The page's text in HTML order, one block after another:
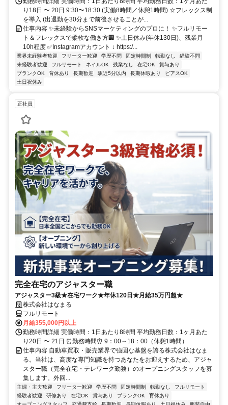
り18日 〜 20日 9:30〜18:30 (実働8時間／休憩1時間) ☆フレックス制
を導入 (出退勤を30分まで前後させることが...
仕事内容 ✨未経験からSNSマーケティングのプロに！ ✨フルリモー
ト＆フレックスで柔軟な働き方🏢 ✨土日休み(年休130日)、残業月
10h程度 ✅Instagramアカウント ↓ https:/...
業界未経験者歓迎 フリーター歓迎 学歴不問 固定時間制 転勤なし
経験不問
未経験者歓迎
フルリモート ネイルOK 残業なし 在宅OK
賞与あり
ブランクOK
育休あり 長期歓迎 駅近5分以内 長期休暇あり
ピアスOK
土日祝休み
正社員
完全在宅のアジャスター職
アジャスター3級★在宅ワーク★年休120日★月給35万円超★
株式会社はなまる
フルリモート
月給355,000円以上
勤務時間詳細 実働時間：1日あたり8時間 平均勤務日数：1ヶ月あた
り20日 〜 21日 ⏰勤務時間⏰ 9：00～18：00（休憩1時間）
仕事内容 自動車買取・販売業界で強固な基盤を誇る株式会社はなま
る。当社は、高度な専門知識を持つあなたをお迎えするため、アジャ
スター職（完全在宅・テレワーク勤務）のオープニングスタッフを募
集します。外回...
主婦・主夫歓迎 フリーター歓迎 学歴不問 固定時間制 転勤なし
フルリモート
経験者歓迎
研修あり 在宅OK 賞与あり ブランクOK
育休あり